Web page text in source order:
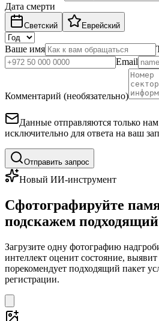
Дата смерти
Светский Еврейский
Ваше имя
Email
Комментарий (необязательно)
Данные отправляются только
исключительно для ответа на ваш
Отправить запрос
Новый ИИ-инструмент
Сфотографируйте
подскажем
Загрузите одну фотографию
интеллект оценит состояние,
порекомендует подходящий пакет
регистрации.